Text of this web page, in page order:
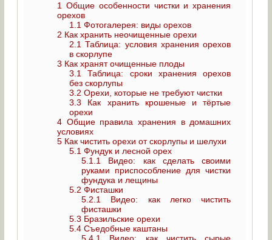
1
Общие особенности чистки и хранения
орехов
1.1 Фотогалерея: виды орехов
2 Как хранить неочищенные орехи
2.1 Таблица: условия хранения орехов
в скорлупе
3 Как хранят очищенные плоды
3.1
Таблица: сроки хранения орехов
без скорлупы
3.2 Орехи, которые не требуют чистки
3.3 Как хранить крошеные и тёртые
орехи
4 Общие правила хранения в домашних
условиях
5 Как чистить орехи от скорлупы и шелухи
5.1 Фундук и лесной орех
5.1.1
Видео: как сделать своими
руками приспособление для чистки
фундука и лещины
5.2 Фисташки
5.2.1
Видео: как легко чистить
фисташки
5.3 Бразильские орехи
5.4 Съедобные каштаны